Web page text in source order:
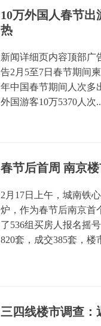
10万外国人春节
热
新闻详细页内容顶部广
告2月5至7日春节期间
年中国春节期间人次多
外国游客10万5370人次
春节后首周 南京
2月17日上午，城南铁
炉，作为春节后南京首
了536组买房人报名摇
820套，成交385套，楼
三四线楼市调查：